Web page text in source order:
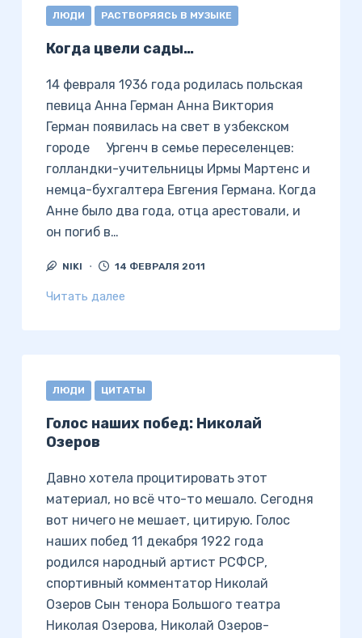
ЛЮДИ РАСТВОРЯЯСЬ В МУЗЫКЕ
Когда цвели сады…
14 февраля 1936 года родилась польская
певица Анна Герман Анна Виктория
Герман появилась на свет в узбекском
городе Ургенч в семье переселенцев:
голландки-учительницы Ирмы Мартенc и
немца-бухгалтера Евгения Германа. Когда
Анне было два года, отца арестовали, и
он погиб в…
NIKI 14 ФЕВРАЛЯ 2011
Читать далее
ЛЮДИ ЦИТАТЫ
Голос наших побед: Николай
Озеров
Давно хотела процитировать этот
материал, но всё что-то мешало. Сегодня
вот ничего не мешает, цитирую. Голос
наших побед 11 декабря 1922 года
родился народный артист РСФСР,
спортивный комментатор Николай
Озеров Сын тенора Большого театра
Николая Озерова, Николай Озеров-